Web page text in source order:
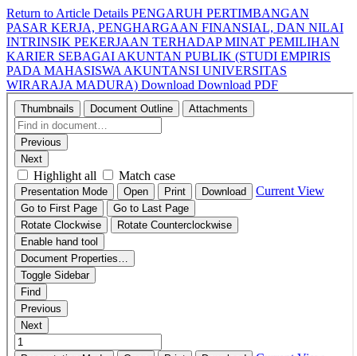
Return to Article Details PENGARUH PERTIMBANGAN
PASAR KERJA, PENGHARGAAN FINANSIAL, DAN NILAI
INTRINSIK PEKERJAAN TERHADAP MINAT PEMILIHAN
KARIER SEBAGAI AKUNTAN PUBLIK (STUDI EMPIRIS
PADA MAHASISWA AKUNTANSI UNIVERSITAS
WIRARAJA MADURA) Download Download PDF